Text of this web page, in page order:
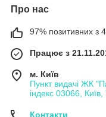
Про нас
97% позитивних з
Працює з
м. Київ
Пункт видачі ЖК
індекс 03066, Київ,
Контакти